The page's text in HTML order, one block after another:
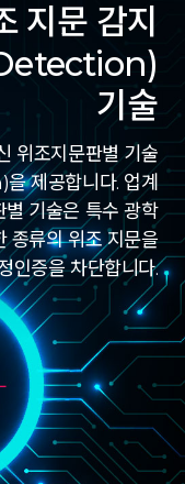
지문 감지
기술
위조지문판별 기술
제공합니다. 업계
별 기술은 특수 광학
종류의 위조 지문을
인증을 차단합니다.